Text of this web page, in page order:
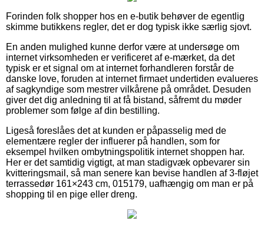
Forinden folk shopper hos en e-butik behøver de egentlig
skimme butikkens regler, det er dog typisk ikke særlig sjovt.
En anden mulighed kunne derfor være at undersøge om
internet virksomheden er verificeret af e-mærket, da det
typisk er et signal om at internet forhandleren forstår de
danske love, foruden at internet firmaet undertiden evalueres
af sagkyndige som mestrer vilkårene på området. Desuden
giver det dig anledning til at få bistand, såfremt du møder
problemer som følge af din bestilling.
Ligeså foreslåes det at kunden er påpasselig med de
elementære regler der influerer på handlen, som for
eksempel hvilken ombytningspolitik internet shoppen har.
Her er det samtidig vigtigt, at man stadigvæk opbevarer sin
kvitteringsmail, så man senere kan bevise handlen af 3-fløjet
terrassedør 161×243 cm, 015179, uafhængig om man er på
shopping til en pige eller dreng.